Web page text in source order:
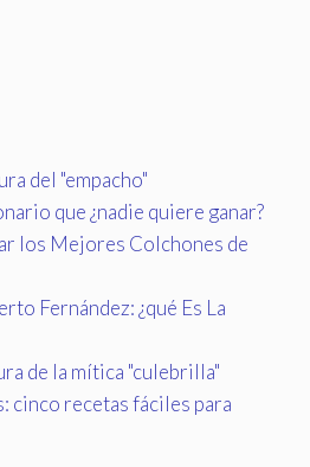
del "empacho"
que ¿nadie quiere ganar?
los Mejores Colchones de
Fernández: ¿qué Es La
de la mítica "culebrilla"
cinco recetas fáciles para